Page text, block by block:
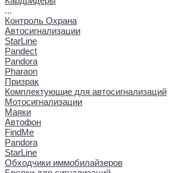
...
Контроль Охрана
Автосигнализации
StarLine
Pandect
Pandora
Pharaon
Призрак
Комплектующие для автосигнализаций
Мотосигнализации
Маяки
Автофон
FindMe
Pandora
StarLine
Обходчики иммобилайзеров